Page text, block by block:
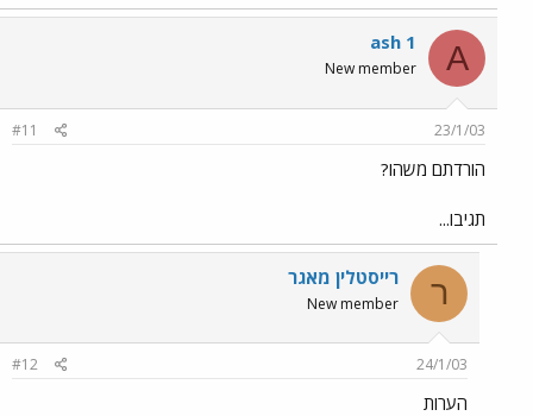
A
ash 1
New member
23/1/03
#11
הורדתם משהו?
תגיבו...
ר רייסטלין מאגר
New member
24/1/03
#12
הערות